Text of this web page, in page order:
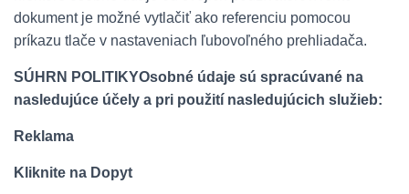
dokument je možné vytlačiť ako referenciu pomocou
príkazu tlače v nastaveniach ľubovoľného prehliadača.
SÚHRN POLITIKYOsobné údaje sú spracúvané na
nasledujúce účely a pri použití nasledujúcich služieb:
Reklama
Kliknite na Dopyt